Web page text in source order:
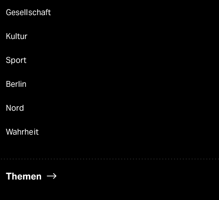
Gesellschaft
Kultur
Sport
Berlin
Nord
Wahrheit
Themen